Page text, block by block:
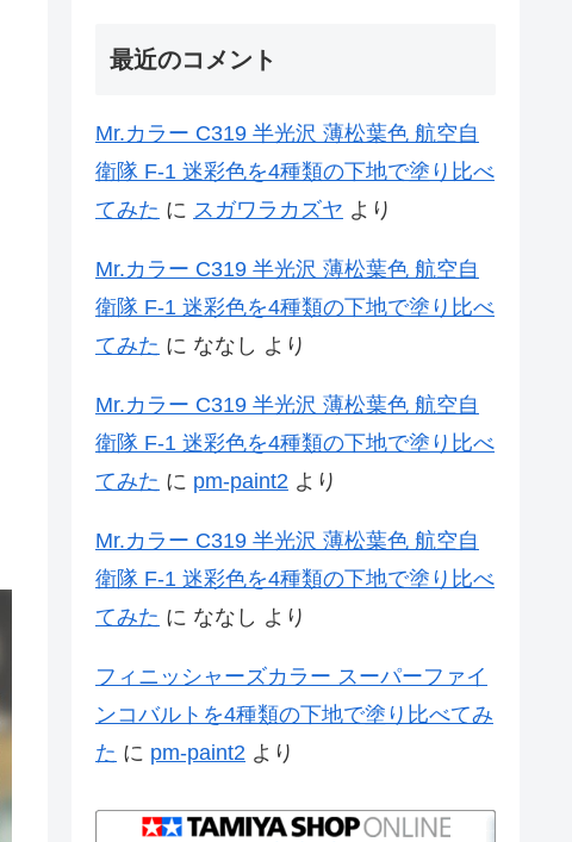
最近のコメント
Mr.カラー C319 半光沢 薄松葉色 航空自
衛隊 F-1 迷彩色を4種類の下地で塗り比べ
てみた に スガワラカズヤ より
Mr.カラー C319 半光沢 薄松葉色 航空自
衛隊 F-1 迷彩色を4種類の下地で塗り比べ
てみた に ななし より
Mr.カラー C319 半光沢 薄松葉色 航空自
衛隊 F-1 迷彩色を4種類の下地で塗り比べ
てみた に pm-paint2 より
Mr.カラー C319 半光沢 薄松葉色 航空自
衛隊 F-1 迷彩色を4種類の下地で塗り比べ
てみた に ななし より
フィニッシャーズカラー スーパーファイ
ンコバルトを4種類の下地で塗り比べてみ
た に pm-paint2 より